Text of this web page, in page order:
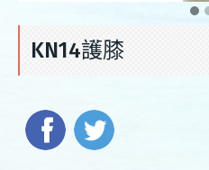
KN14護膝